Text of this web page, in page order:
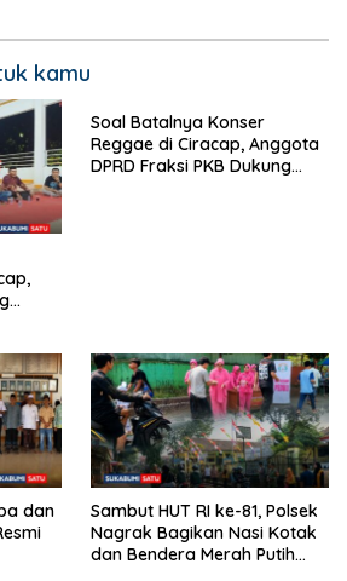
kamu
Soal Batalnya Konser
Reggae di Ciracap, Anggota
DPRD Fraksi PKB Dukung
dan
Sambut HUT RI ke-81, Polsek
Nagrak Bagikan Nasi Kotak
dan Bendera Merah Putih